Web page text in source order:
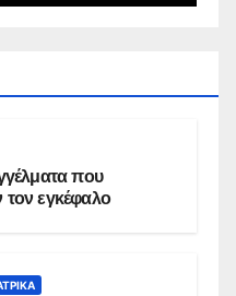
που
εγκέφαλο